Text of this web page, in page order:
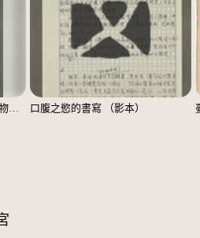
珍惜飲食的故事：七則關於食物的個人、家庭、家族、社會、國族記憶 口腹之慾的書寫 （影本）